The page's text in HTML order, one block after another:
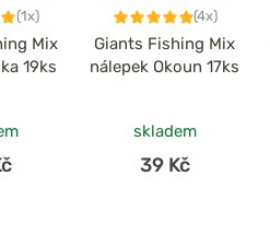
(1x)
Mix
19ks
(4x)
Giants Fishing Mix
nálepek Okoun 17ks
skladem
39 Kč